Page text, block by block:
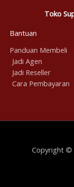
Toko
Bantuan
Panduan Membeli
Jadi Agen
Jadi Reseller
Cara Pembayaran
Copyright ©